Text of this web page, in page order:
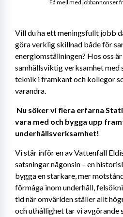
Vill du ha ett meningsfullt jobb
göra verklig skillnad både för
energiomställningen? Hos oss är
samhällsviktig verksamhet med
teknik i framkant och kollegor
varandra.
Nu söker vi flera erfarna
vara med och bygga upp
underhållsverksamhet!
Vi står inför en av Vattenfall
satsningar någonsin – en
bygga en starkare, mer
förmåga inom underhåll,
tid när omvärlden ställer allt
och uthållighet tar vi
Få mejl med jobbannonser